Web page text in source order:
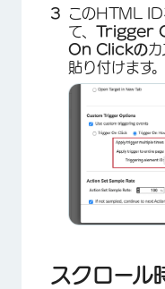
このHTML ID
て、 Trigger
On Clickのカ
貼り付けます。
スクロール